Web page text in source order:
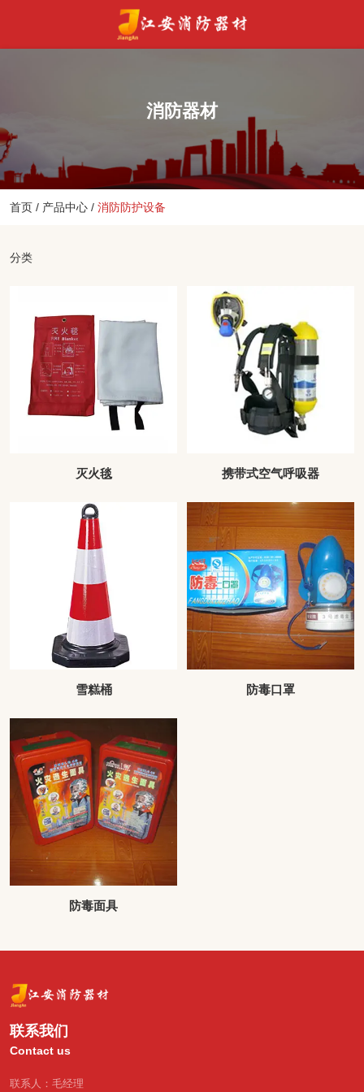
消防器材
首页 / 产品中心 / 消防防护设备
分类
灭火毯 携带式空气呼吸器
雪糕桶 防毒口罩
防毒面具
联系我们
Contact us
联系人：毛经理